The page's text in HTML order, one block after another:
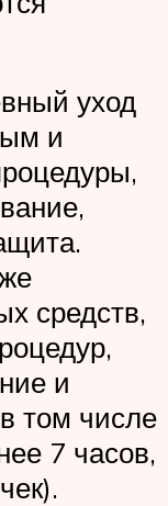
уход
и
средств,
и
том числе
7 часов,